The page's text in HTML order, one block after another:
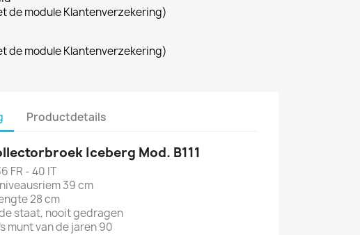
de module Klantenverzekering)
de module Klantenverzekering)
Productdetails
Iceberg Mod. B111
FR - 40 IT
39 cm
28 cm
staat, nooit gedragen
munt van de jaren 90